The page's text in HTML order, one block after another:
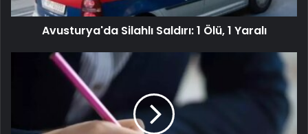
Avusturya'da Silahlı Saldırı: 1 Ölü, 1 Yaralı